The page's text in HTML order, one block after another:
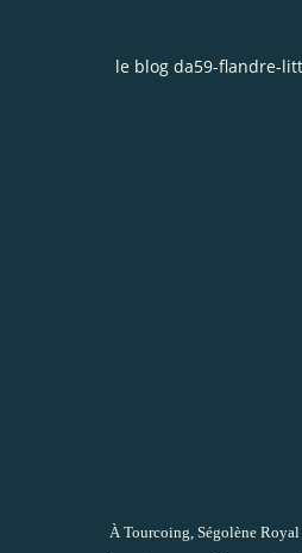
le blog da59-flandre-
À Tourcoing, Ségolène